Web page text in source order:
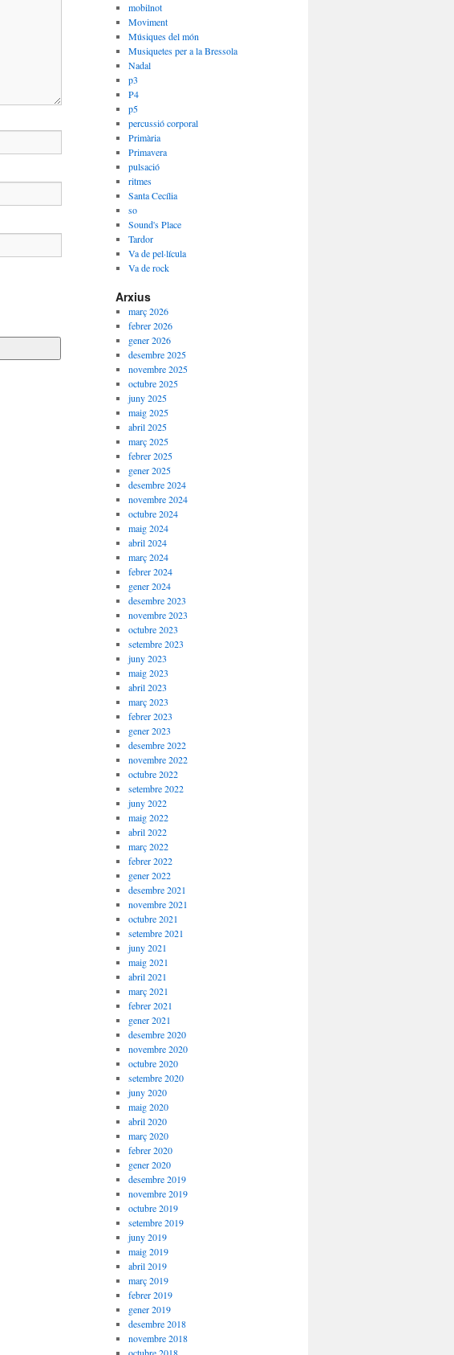
mobilnot
Moviment
Músiques del món
Musiquetes per a la Bressola
Nadal
p3
P4
p5
percussió corporal
Primària
Primavera
pulsació
ritmes
Santa Cecília
so
Sound's Place
Tardor
Va de pel·lícula
Va de rock
Arxius
març 2026
febrer 2026
gener 2026
desembre 2025
novembre 2025
octubre 2025
juny 2025
maig 2025
abril 2025
març 2025
febrer 2025
gener 2025
desembre 2024
novembre 2024
octubre 2024
maig 2024
abril 2024
març 2024
febrer 2024
gener 2024
desembre 2023
novembre 2023
octubre 2023
setembre 2023
juny 2023
maig 2023
abril 2023
març 2023
febrer 2023
gener 2023
desembre 2022
novembre 2022
octubre 2022
setembre 2022
juny 2022
maig 2022
abril 2022
març 2022
febrer 2022
gener 2022
desembre 2021
novembre 2021
octubre 2021
setembre 2021
juny 2021
maig 2021
abril 2021
març 2021
febrer 2021
gener 2021
desembre 2020
novembre 2020
octubre 2020
setembre 2020
juny 2020
maig 2020
abril 2020
març 2020
febrer 2020
gener 2020
desembre 2019
novembre 2019
octubre 2019
setembre 2019
juny 2019
maig 2019
abril 2019
març 2019
febrer 2019
gener 2019
desembre 2018
novembre 2018